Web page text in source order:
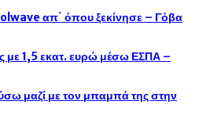
απ΄ όπου ξεκίνησε – Γόβα
1,5 εκατ. ευρώ μέσω ΕΣΠΑ –
μαζί με τον μπαμπά της στην